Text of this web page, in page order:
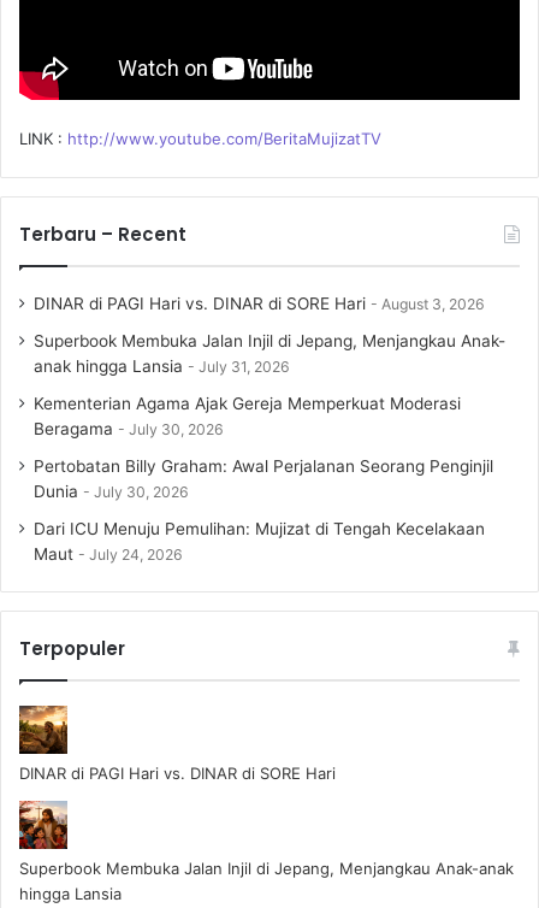
LINK : http://www.youtube.com/BeritaMujizatTV
Terbaru – Recent
DINAR di PAGI Hari vs. DINAR di SORE Hari August 3, 2026
Superbook Membuka Jalan Injil di Jepang, Menjangkau Anak-
anak hingga Lansia
July 31, 2026
Kementerian Agama Ajak Gereja Memperkuat Moderasi
Beragama
July 30, 2026
Pertobatan Billy Graham: Awal Perjalanan Seorang Penginjil
Dunia
July 30, 2026
Dari ICU Menuju Pemulihan: Mujizat di Tengah Kecelakaan
Maut
July 24, 2026
Terpopuler
DINAR di PAGI Hari vs. DINAR di SORE Hari
Superbook Membuka Jalan Injil di Jepang, Menjangkau Anak-anak
hingga Lansia